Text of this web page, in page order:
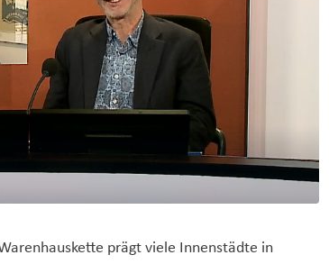
prägt viele Innenstädte in